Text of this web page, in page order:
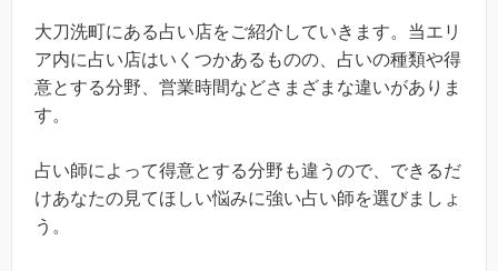
大刀洗町にある占い店をご紹介していきます。当エリ
ア内に占い店はいくつかあるものの、占いの種類や得
意とする分野、営業時間などさまざまな違いがありま
す。
占い師によって得意とする分野も違うので、できるだ
けあなたの見てほしい悩みに強い占い師を選びましょ
う。